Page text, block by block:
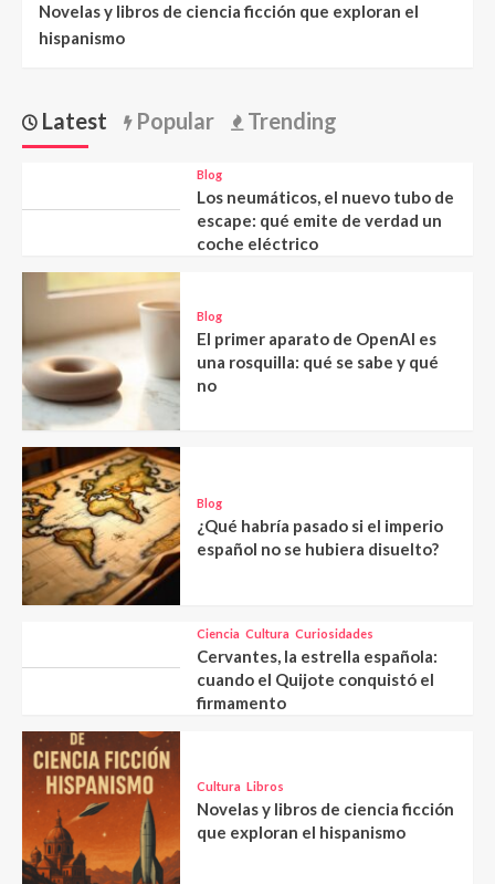
Novelas y libros de ciencia ficción que exploran el
hispanismo
Latest Popular Trending
Blog
Los neumáticos, el nuevo tubo de
escape: qué emite de verdad un
coche eléctrico
Blog
El primer aparato de OpenAI es
una rosquilla: qué se sabe y qué
no
Blog
¿Qué habría pasado si el imperio
español no se hubiera disuelto?
Ciencia Cultura Curiosidades
Cervantes, la estrella española:
cuando el Quijote conquistó el
firmamento
Cultura Libros
Novelas y libros de ciencia ficción
que exploran el hispanismo